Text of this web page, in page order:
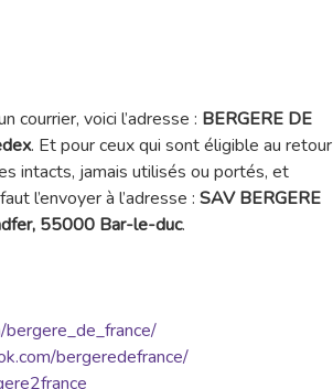
courrier, voici l’adresse : BERGERE DE
. Et pour ceux qui sont éligible au retour
intacts, jamais utilisés ou portés, et
l’envoyer à l’adresse : SAV BERGERE
55000 Bar-le-duc.
bergeredefrance/